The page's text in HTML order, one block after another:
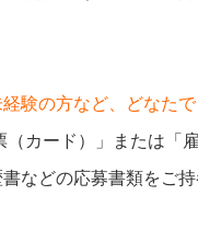
験の方など、どなたで
（カード）」または「
などの応募書類をご持